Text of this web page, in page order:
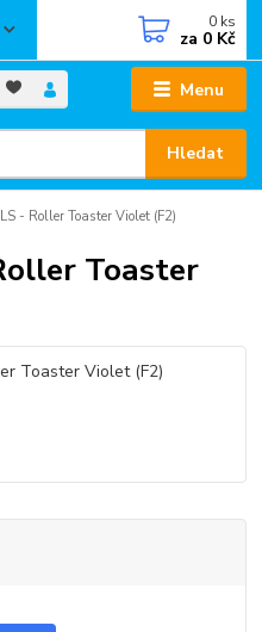
Menu
Hledat
0 ks
za 0 Kč
- Roller Toaster Violet (F2)
Toaster